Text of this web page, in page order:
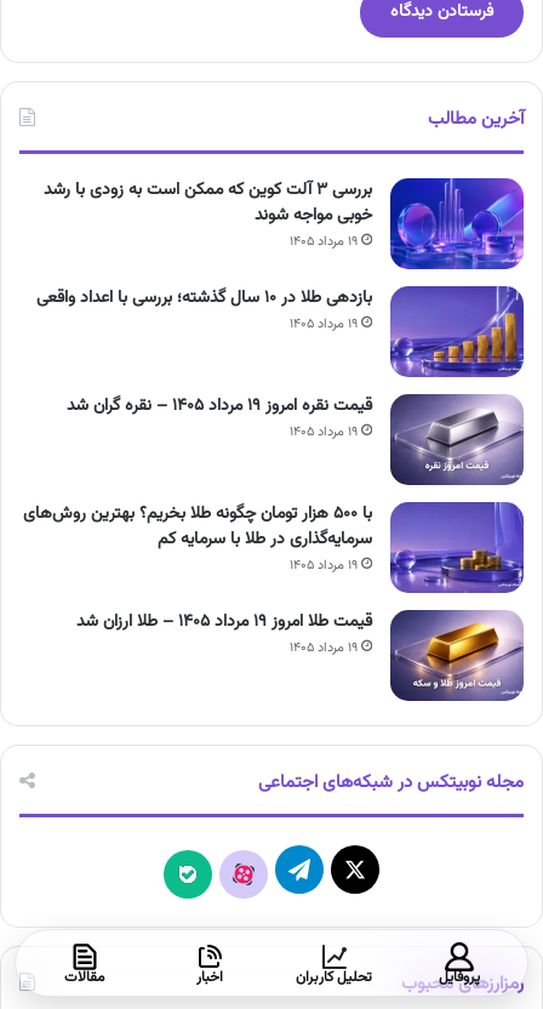
آخرین مطالب
بررسی ۳ آلت کوین که ممکن است به زودی با رشد
خوبی مواجه شوند
۱۹ مرداد ۱۴۰۵
بازدهی طلا در ۱۰ سال گذشته؛ بررسی با اعداد واقعی
۱۹ مرداد ۱۴۰۵
قیمت نقره امروز ۱۹ مرداد ۱۴۰۵ – نقره گران شد
۱۹ مرداد ۱۴۰۵
با ۵۰۰ هزار تومان چگونه طلا بخریم؟ بهترین روش‌های
سرمایه‌گذاری در طلا با سرمایه کم
۱۹ مرداد ۱۴۰۵
قیمت طلا امروز ۱۹ مرداد ۱۴۰۵ – طلا ارزان شد
۱۹ مرداد ۱۴۰۵
مجله نوبیتکس در شبکه‌های اجتماعی
X تلگرام آپارات بله
رمزارزهای محبوب
پروفایل تحلیل کاربران اخبار مقالات